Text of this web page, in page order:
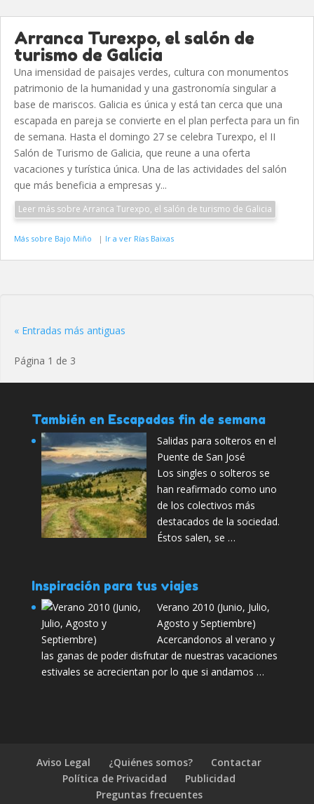
Arranca Turexpo, el salón de
turismo de Galicia
Una imensidad de paisajes verdes, cultura con monumentos
patrimonio de la humanidad y una gastronomía singular a
base de mariscos. Galicia es única y está tan cerca que una
escapada en pareja se convierte en el plan perfecta para un fin
de semana. Hasta el domingo 27 se celebra Turexpo, el II
Salón de Turismo de Galicia, que reune a una oferta
vacaciones y turística única. Una de las actividades del salón
que más beneficia a empresas y...
Leer más sobre Arranca Turexpo, el salón de turismo de Galicia
Más sobre Bajo Miño | Ir a ver Rías Baixas
« Entradas más antiguas
Página 1 de 3
También en Escapadas fin de semana
Salidas para solteros en el
Puente de San José
Los singles o solteros se
han reafirmado como uno
de los colectivos más
destacados de la sociedad.
Éstos salen, se …
Inspiración para tus viajes
Verano 2010 (Junio, Julio,
Agosto y Septiembre)
Acercandonos al verano y
las ganas de poder disfrutar de nuestras vacaciones
estivales se acrecientan por lo que si andamos …
Aviso Legal ¿Quiénes somos?
Contactar
Política de Privacidad
Publicidad
Preguntas frecuentes